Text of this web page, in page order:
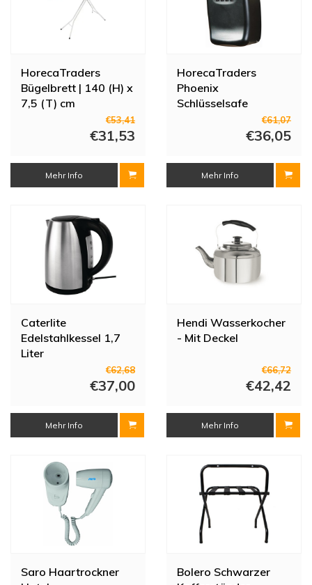
HorecaTraders
Bügelbrett | 140 (H) x
7,5 (T) cm
€53,41
€31,53
Mehr Info
HorecaTraders
Phoenix
Schlüsselsafe
€61,07
€36,05
Mehr Info
Caterlite
Edelstahlkessel 1,7
Liter
€62,68
€37,00
Mehr Info
Hendi Wasserkocher
- Mit Deckel
€66,72
€42,42
Mehr Info
Saro Haartrockner
Bolero Schwarzer